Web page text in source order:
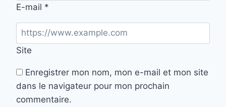
E-mail *
Site
Enregistrer mon nom, mon e-mail et mon site
dans le navigateur pour mon prochain
commentaire.